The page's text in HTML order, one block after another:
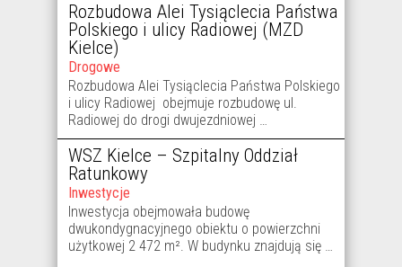
Rozbudowa Alei Tysiąclecia Państwa
Polskiego i ulicy Radiowej (MZD
Kielce)
Drogowe
Rozbudowa Alei Tysiąclecia Państwa Polskiego
i ulicy Radiowej obejmuje rozbudowę ul.
Radiowej do drogi dwujezdniowej …
WSZ Kielce – Szpitalny Oddział
Ratunkowy
Inwestycje
Inwestycja obejmowała budowę
dwukondygnacyjnego obiektu o powierzchni
użytkowej 2 472 m². W budynku znajdują się …